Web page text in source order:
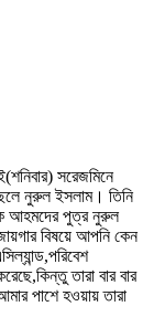
সরেজমিনে
নুরুল ইসলাম। তিনি
আহমদের পুত্র নুরুল
বিষয়ে আপনি কেন
তারা বার বার
পাশে হওয়ায় তারা